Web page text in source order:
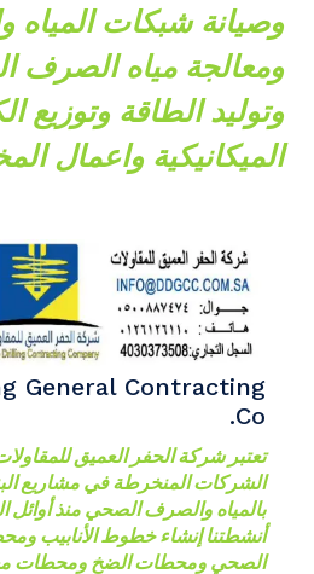
وصيانة شبكات
ومعالجة مياه
وتوليد الطاقة وتوزيع
الميكانيكية واعمال
General Contracting
Co.
تعتبر شركة الحفر العميق
الشركات المنخرطة في مشاريع
بالمياه والصرف الصحي منذ أوائل
أنشطتنا إنشاء خطوط الأنابيب
الصحي ومحطات الضخ ومحطات